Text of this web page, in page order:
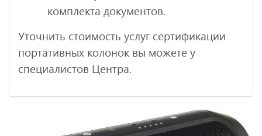
комплекта документов.
Уточнить стоимость услуг сертификации
портативных колонок вы можете у
специалистов Центра.